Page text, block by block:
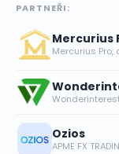
PARTNEŘI:
Mercurius
Mercurius Pro,
Ozios
APME FX
Předobchodní
digitální
obchodování
společnosti...
8